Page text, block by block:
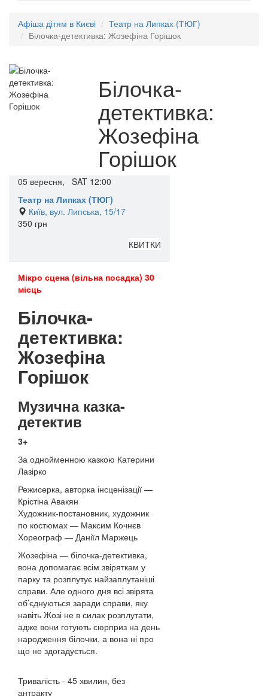
Афіша дітям в Києві
Театр на Липках (ТЮГ)
Білочка-детективка: Жозефіна Горішок
Білочка-
детективка:
Жозефіна
Горішок
05 вересня, SAT 12:00
Театр на Липках (ТЮГ)
Київ, вул. Липська, 15/17
350 грн
КВИТКИ
Мікро сцена (вільна посадка) 30
місць
Білочка-
детективка:
Жозефіна
Горішок
Музична казка-
детектив
3+
За однойменною казкою Катерини
Лазірко
Режисерка, авторка інсценізації —
Крістіна Авакян
Художник-постановник, художник
по костюмах — Максим Кочнєв
Хореограф — Даніїл Маржець
Жозефіна — білочка-детективка,
вона допомагає всім звіряткам у
парку та розплутує найзаплутаніші
справи. Але одного дня всі звірята
об’єднуються заради справи, яку
навіть Жозі не в силах розплутати,
адже вони готують сюрприз на день
народження білочки, а вона ні про
що не здогадується.
Тривалість - 45 хвилин, без
антракту